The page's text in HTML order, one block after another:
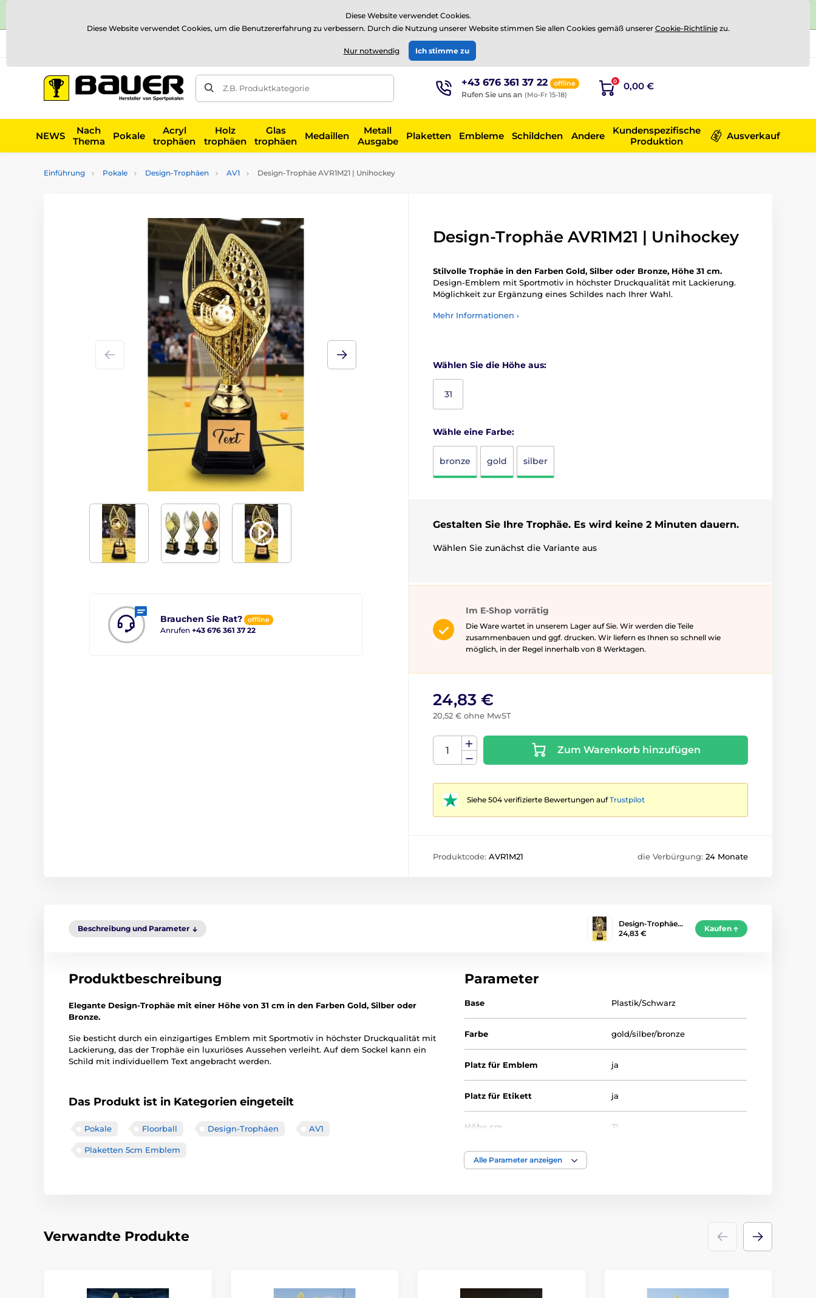
⭐Siehe 504 verifizierte Bewertungen aufTrustpilot
EUR
Z.B. Produktkategorie +43 676 361 37 22 offline
Rufen Sie uns an (Mo-Fr 15-18)
0 0,00 €
NEWS
Nach
Thema
Pokale
Acryl
trophäen
Holz
trophäen
Glas
trophäen
Medaillen
Metall
Ausgabe
Plaketten Embleme Schildchen Andere
Kundenspezifische
Produktion
Ausverkauf
Einführung Pokale Design-Trophäen AV1 Design-Trophäe AVR1M21 | Unihockey
Brauchen Sie Rat? offline
Anrufen +43 676 361 37 22
Design-Trophäe AVR1M21 | Unihockey
Stilvolle Trophäe in den Farben Gold, Silber oder Bronze, Höhe 31 cm.
Design-Emblem mit Sportmotiv in höchster Druckqualität mit Lackierung.
Möglichkeit zur Ergänzung eines Schildes nach Ihrer Wahl.
Mehr Informationen ›
Wählen Sie die Höhe aus:
31
Wähle eine Farbe:
bronze gold silber
Gestalten Sie Ihre Trophäe. Es wird keine 2 Minuten dauern.
Wählen Sie zunächst die Variante aus
Im E-Shop vorrätig
Die Ware wartet in unserem Lager auf Sie. Wir werden die Teile
zusammenbauen und ggf. drucken. Wir liefern es Ihnen so schnell wie
möglich, in der Regel innerhalb von 8 Werktagen.
24,83 €
20,52 € ohne MwST
Zum Warenkorb hinzufügen
Siehe 504 verifizierte Bewertungen aufTrustpilot
Produktcode: AVR1M21 die Verbürgung: 24 Monate
Beschreibung und Parameter
Design-Trophäe…
24,83 €
Kaufen
Produktbeschreibung
Elegante Design-Trophäe mit einer Höhe von 31 cm in den Farben Gold, Silber oder
Bronze.
Sie besticht durch ein einzigartiges Emblem mit Sportmotiv in höchster Druckqualität mit
Lackierung, das der Trophäe ein luxuriöses Aussehen verleiht. Auf dem Sockel kann ein
Schild mit individuellem Text angebracht werden.
Das Produkt ist in Kategorien eingeteilt
Pokale Floorball Design-Trophäen AV1
Plaketten 5cm Emblem
Parameter
Base Plastik/Schwarz
Farbe gold/silber/bronze
Platz für Emblem ja
Platz für Etikett ja
Höhe cm 31
Thema
Alle Parameter anzeigen
Verwandte Produkte
Diese Website verwendet Cookies.
Diese Website verwendet Cookies, um die Benutzererfahrung zu verbessern. Durch die Nutzung unserer Website stimmen Sie allen Cookies gemäß unserer Cookie-Richtliniezu.
Nur notwendig Ich stimme zu